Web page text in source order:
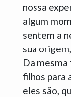
nossa
algum
sentem a
sua
Da mesma
filhos para
eles são,